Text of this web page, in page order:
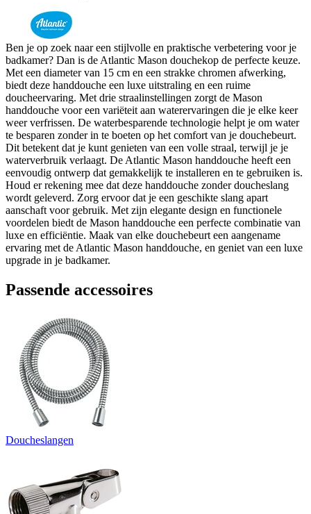
Ben je op zoek naar een stijlvolle en praktische verbetering voor je
badkamer? Dan is de Atlantic Mason douchekop de perfecte keuze.
Met een diameter van 15 cm en een strakke chromen afwerking,
biedt deze handdouche een luxe uitstraling en een ruime
doucheervaring. Met drie straalinstellingen zorgt de Mason
handdouche voor een variëteit aan waterervaringen die je elke keer
weer verfrissen. De waterbesparende technologie helpt je om water
te besparen zonder in te boeten op het comfort van je douchebeurt.
Dit betekent dat je kunt genieten van een volle straal, terwijl je je
waterverbruik verlaagt. De Atlantic Mason handdouche heeft een
eenvoudig ontwerp dat gemakkelijk te installeren en te gebruiken is.
Houd er rekening mee dat deze handdouche zonder doucheslang
wordt geleverd. Zorg ervoor dat je een geschikte slang apart
aanschaft voor gebruik. Met zijn elegante design en functionele
voordelen biedt de Mason handdouche een perfecte combinatie van
luxe en efficiëntie. Maak van elke douchebeurt een aangename
ervaring met de Atlantic Mason handdouche, en geniet van een luxe
upgrade in je badkamer.
Passende accessoires
Doucheslangen